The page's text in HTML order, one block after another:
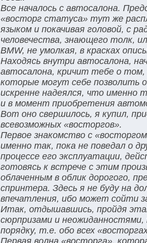
Все началось с автосалона.
«восторг статуса» тут же
языком и покачивая головой, с
человечества, знающего толк,
BMW, не умолкая, в красках
Находясь внутри автосалона,
автосалона, кричит тебе о
которые могут себе
искренне надеялся, что
и в момент приобретения
Вот оно свершилось, я купил,
всевозможных «восторгов».
Первое знакомство с
именно так, пока не поведал о
процессе его эксплуатации,
готовясь к встрече с этим
облаченным в облик дорогого,
спринтера. Здесь я не буду на
впечатления, ибо может сойти
Итак, отдышавшись, пройдя
сюрпризами и неожиданностями,
порядку, т.е. обо всех